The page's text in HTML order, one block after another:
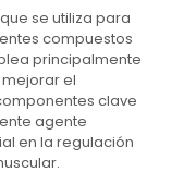
se utiliza para
compuestos
principalmente
el
clave
agente
en la regulación